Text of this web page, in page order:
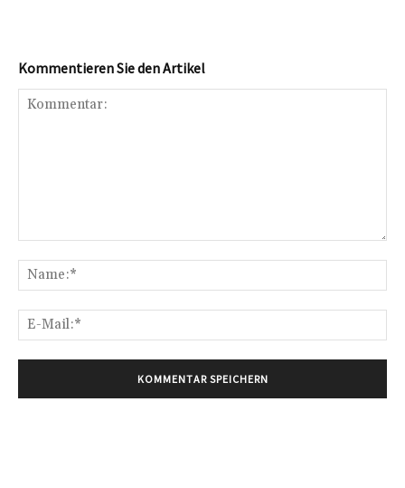
Kommentieren Sie den Artikel